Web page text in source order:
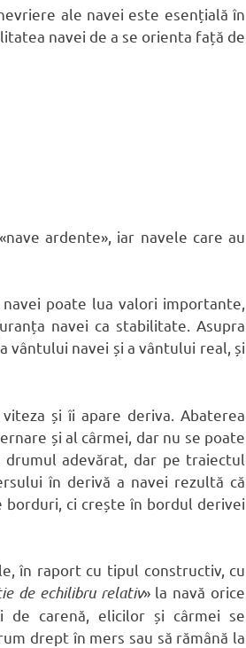
ale navei este esențială în
navei de a se orienta față de
ardente», iar navele care au
poate lua valori importante,
navei ca stabilitate. Asupra
vântului navei și a vântului real, și
și îi apare deriva. Abaterea
și al cârmei, dar nu se poate
drumul adevărat, dar pe traiectul
în derivă a navei rezultă că
ci crește în bordul derivei
în raport cu tipul constructiv, cu
de echilibru relativ» la navă orice
de carenă, elicilor și cârmei se
drept în mers sau să rămână la